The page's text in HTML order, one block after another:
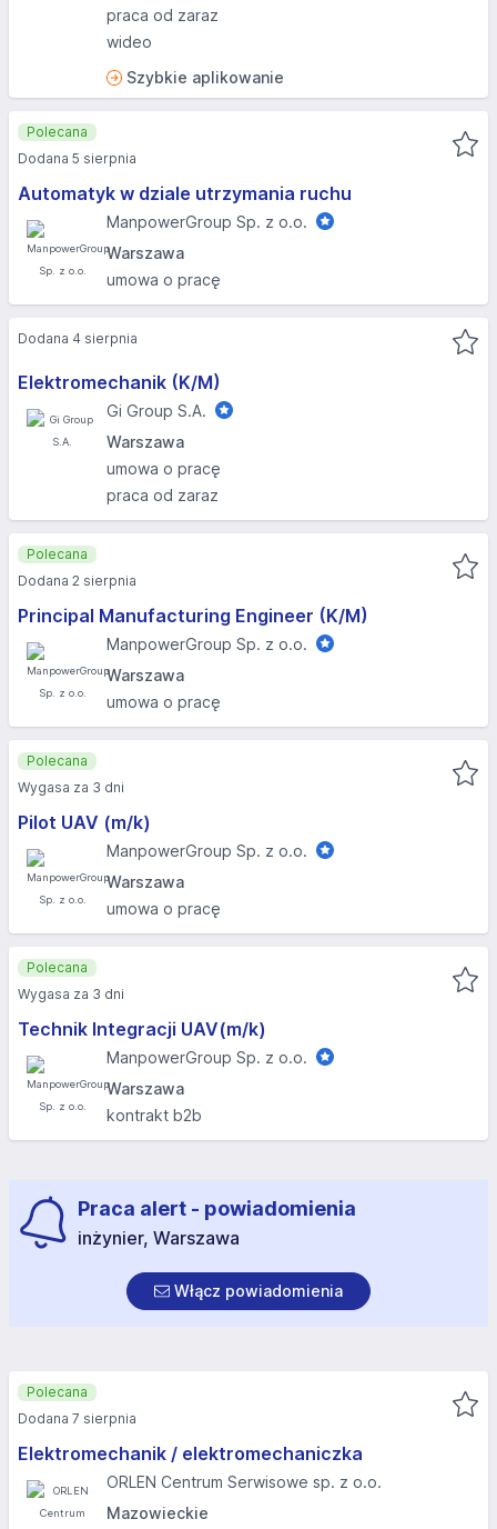
praca od zaraz
wideo
Szybkie aplikowanie
Automatyk w dziale utrzymania ruchu
ManpowerGroup Sp. z o.o.
Warszawa
umowa o pracę
Polecana
Dodana 5 sierpnia
Elektromechanik (K/M)
Gi Group S.A.
Warszawa
umowa o pracę
praca od zaraz
Dodana 4 sierpnia
Principal Manufacturing Engineer (K/M)
ManpowerGroup Sp. z o.o.
Warszawa
umowa o pracę
Polecana
Dodana 2 sierpnia
Pilot UAV (m/k)
ManpowerGroup Sp. z o.o.
Warszawa
umowa o pracę
Polecana
Wygasa za 3 dni
Technik Integracji UAV(m/k)
ManpowerGroup Sp. z o.o.
Warszawa
kontrakt b2b
Polecana
Wygasa za 3 dni
Praca alert - powiadomienia
inżynier, Warszawa
Włącz powiadomienia
Elektromechanik / elektromechaniczka
ORLEN Centrum Serwisowe sp. z o.o.
Mazowieckie
Polecana
Dodana 7 sierpnia